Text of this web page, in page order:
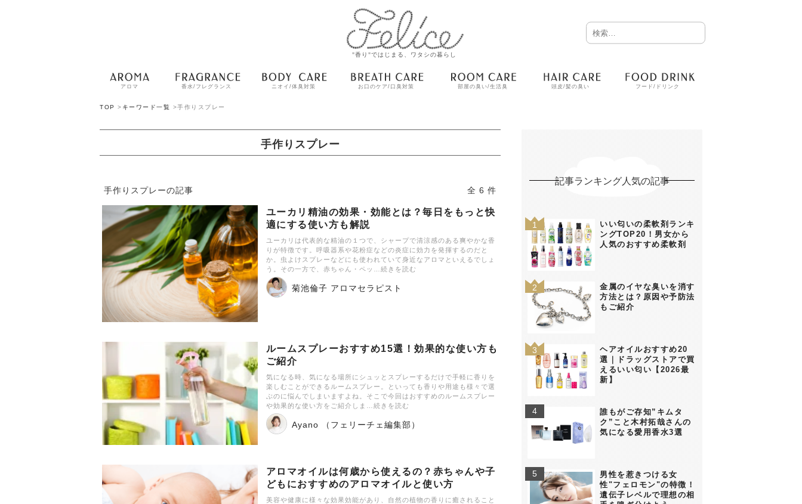
"香り"ではじまる、ワタシの暮らし
アロマ 香水/フレグランス ニオイ/体臭対策 お口のケア/口臭対策 部屋の臭い/生活臭 頭皮/髪の臭い フード/ドリンク
TOP > キーワード一覧 >手作りスプレー
手作りスプレー
手作りスプレーの記事 全 6 件
ユーカリ精油の効果・効能とは？毎日をもっと快
適にする使い方も解説
ユーカリは代表的な精油の１つで、シャープで清涼感のある爽やかな香
りが特徴です。呼吸器系や花粉症などの炎症に効力を発揮するのだと
か。虫よけスプレーなどにも使われていて身近なアロマといえるでしょ
う。その一方で、赤ちゃん・ペッ…続きを読む
菊池倫子 アロマセラピスト
ルームスプレーおすすめ15選！効果的な使い方も
ご紹介
気になる時、気になる場所にシュッとスプレーするだけで手軽に香りを
楽しむことができるルームスプレー。といっても香りや用途も様々で選
ぶのに悩んでしまいますよね。そこで今回はおすすめのルームスプレー
や効果的な使い方をご紹介しま…続きを読む
Ayano （フェリーチェ編集部）
アロマオイルは何歳から使えるの？赤ちゃんや子
どもにおすすめのアロマオイルと使い方
美容や健康に様々な効果効能があり、自然の植物の香りに癒されること
記事ランキング人気の記事
いい匂いの柔軟剤ランキ
ングTOP20！男女から
人気のおすすめ柔軟剤
金属のイヤな臭いを消す
方法とは？原因や予防法
もご紹介
ヘアオイルおすすめ20
選｜ドラッグストアで買
えるいい匂い【2026最
新】
誰もがご存知”キムタ
ク”こと木村拓哉さんの
気になる愛用香水3選
男性を惹きつける女
性"フェロモン"の特徴！
遺伝子レベルで理想の相